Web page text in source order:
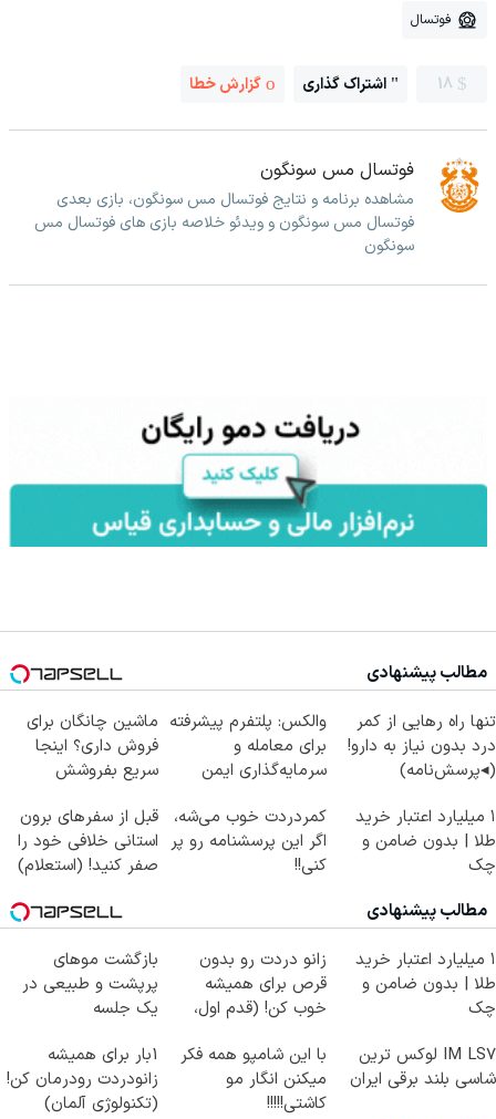
فوتسال
18 اشتراک گذاری گزارش خطا
فوتسال مس سونگون
مشاهده برنامه و نتایج فوتسال مس سونگون، بازی بعدی
فوتسال مس سونگون و ویدئو خلاصه بازی های فوتسال مس
سونگون
مطالب پیشنهادی
تنها راه رهایی از کمر
درد بدون نیاز به دارو!
(◂پرسش‌نامه)
والکس: پلتفرم پیشرفته
برای معامله و
سرمایه‌گذاری ایمن
ماشین چانگان برای
فروش داری؟ اینجا
سریع بفروشش
۱ میلیارد اعتبار خرید
طلا | بدون ضامن و
چک
کمردردت خوب می‌شه،
اگر این پرسشنامه رو پر
کنی!!
قبل از سفرهای برون
استانی خلافی خود را
صفر کنید! (استعلام)
مطالب پیشنهادی
۱ میلیارد اعتبار خرید
طلا | بدون ضامن و
چک
زانو دردت رو بدون
قرص برای همیشه
خوب کن! (قدم اول،
بازگشت موهای
پرپشت و طبیعی در
یک جلسه
IM LS7 لوکس ترین
شاسی بلند برقی ایران
با این شامپو همه فکر
میکنن انگار مو
کاشتی!!!!!
1بار برای همیشه
زانودردت رودرمان کن!
(تکنولوژی آلمان)